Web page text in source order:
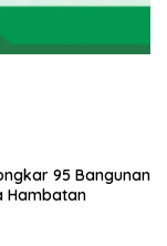
95 Bangunan
Hambatan